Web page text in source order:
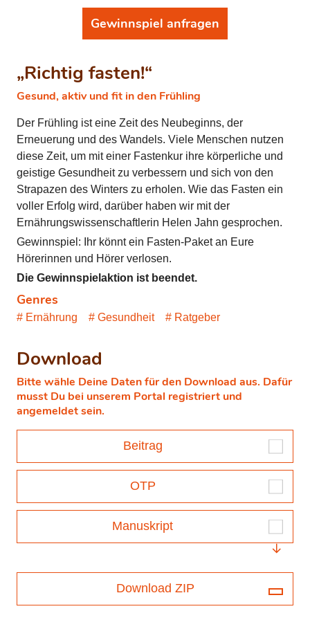
Gewinnspiel anfragen
„Richtig fasten!“
Gesund, aktiv und fit in den Frühling
Der Frühling ist eine Zeit des Neubeginns, der
Erneuerung und des Wandels. Viele Menschen nutzen
diese Zeit, um mit einer Fastenkur ihre körperliche und
geistige Gesundheit zu verbessern und sich von den
Strapazen des Winters zu erholen. Wie das Fasten ein
voller Erfolg wird, darüber haben wir mit der
Ernährungswissenschaftlerin Helen Jahn gesprochen.
Gewinnspiel: Ihr könnt ein Fasten-Paket an Eure
Hörerinnen und Hörer verlosen.
Die Gewinnspielaktion ist beendet.
Genres
Ernährung Gesundheit Ratgeber
Download
Bitte wähle Deine Daten für den Download aus. Dafür
musst Du bei unserem Portal registriert und
angemeldet sein.
Beitrag
OTP
Manuskript
Download ZIP